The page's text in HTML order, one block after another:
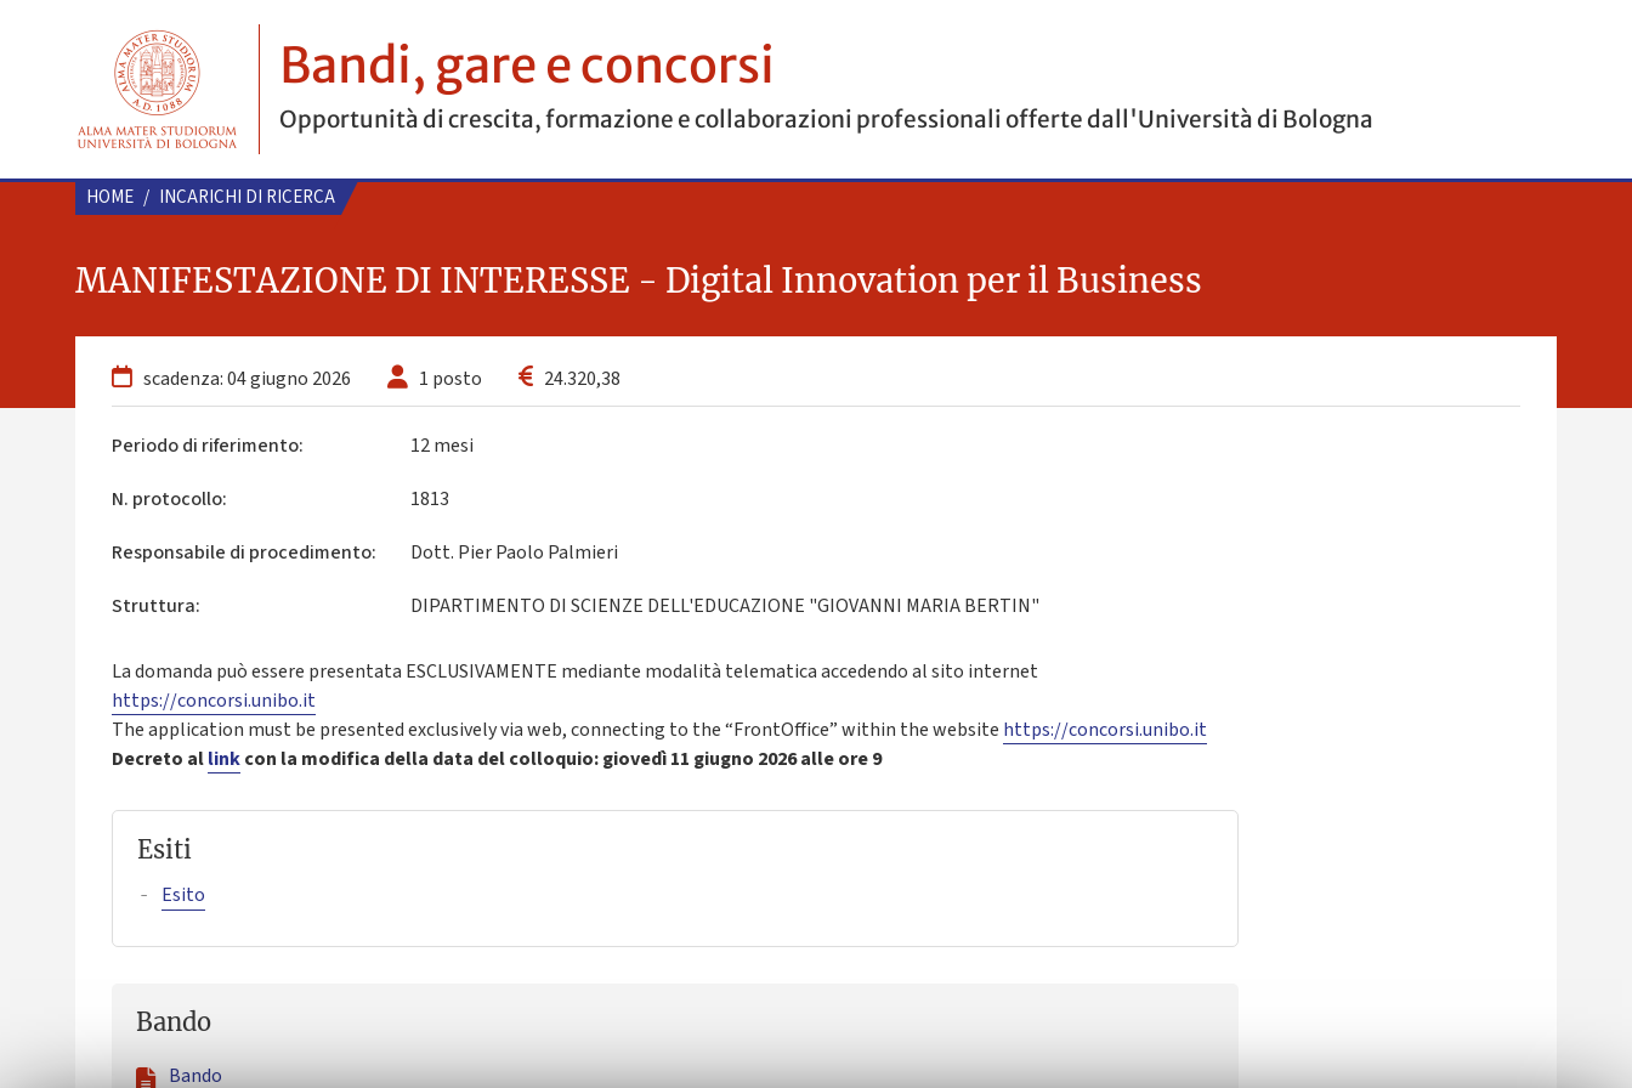
Bandi, gare e concorsi
Opportunità di crescita, formazione e collaborazioni professionali offerte dall'Università di Bologna
HOME / INCARICHI DI RICERCA
MANIFESTAZIONE DI INTERESSE - Digital Innovation per il Business
scadenza: 04 giugno 2026 1 posto 24.320,38
Periodo di riferimento:
12 mesi
N. protocollo:
1813
Responsabile di procedimento:
Dott. Pier Paolo Palmieri
Struttura:
DIPARTIMENTO DI SCIENZE DELL'EDUCAZIONE "GIOVANNI MARIA BERTIN"
La domanda può essere presentata ESCLUSIVAMENTE mediante modalità telematica accedendo al sito internet
https://concorsi.unibo.it
The application must be presented exclusively via web, connecting to the “FrontOffice” within the website https://concorsi.unibo.it
Decreto allinkcon la modifica della data del colloquio: giovedì 11 giugno 2026 alle ore 9
Esiti
Esito
Bando
Bando